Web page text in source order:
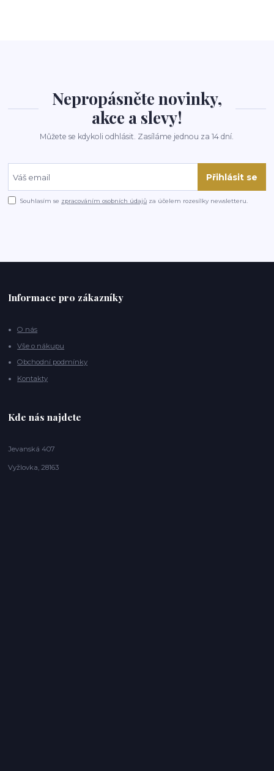
Nepropásněte novinky,
akce a slevy!
Můžete se kdykoli odhlásit. Zasíláme jednou za 14 dní.
Přihlásit se
Souhlasím se zpracováním osobních údajů za účelem rozesílky newsletteru.
Informace pro zákazníky
O nás
Vše o nákupu
Obchodní podmínky
Kontakty
Kde nás najdete
Jevanská 407
Vyžlovka, 28163